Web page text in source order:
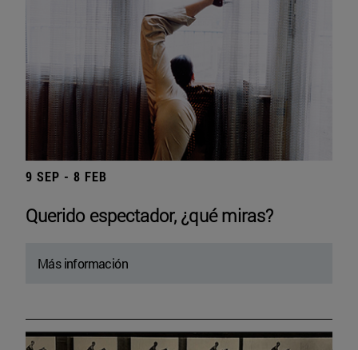
9 SEP - 8 FEB
Querido espectador, ¿qué miras?
Más información